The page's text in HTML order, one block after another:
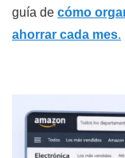
guía de cómo
ahorrar cada mes.